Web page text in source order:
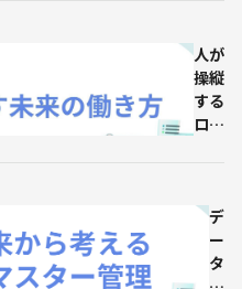
ク・
分人
的最
適化
ック
オフ
ィス
の現
るこ
とと
は？
人が
操縦
する
ロボ
がも
たら
す未
デ
ー
タ